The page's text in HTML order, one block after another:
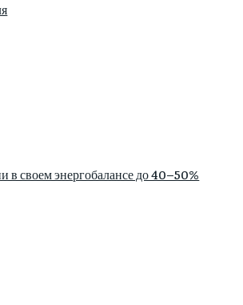
в своем энергобалансе до 40–50%